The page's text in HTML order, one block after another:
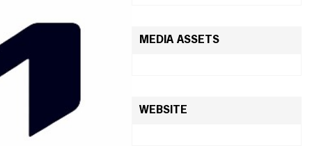
MEDIA ASSETS
WEBSITE